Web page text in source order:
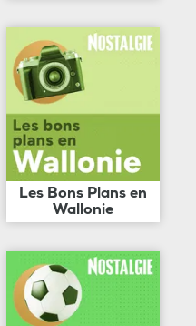
Les Bons Plans en
Wallonie